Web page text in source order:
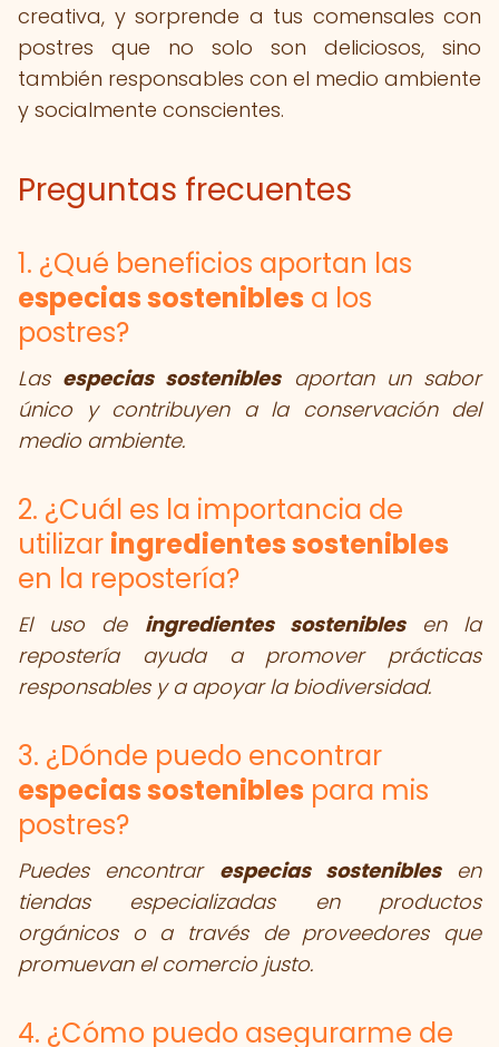
creativa, y sorprende a tus comensales con
postres que no solo son deliciosos, sino
también responsables con el medio ambiente
y socialmente conscientes.
Preguntas frecuentes
1. ¿Qué beneficios aportan las
especias sostenibles a los
postres?
Las especias sosteniblesaportan un sabor
único y contribuyen a la conservación del
medio ambiente.
2. ¿Cuál es la importancia de
utilizar ingredientes sostenibles
en la repostería?
El uso de ingredientes sosteniblesen la
repostería ayuda a promover prácticas
responsables y a apoyar la biodiversidad.
3. ¿Dónde puedo encontrar
especias sostenibles para mis
postres?
Puedes encontrar especias sosteniblesen
tiendas especializadas en productos
orgánicos o a través de proveedores que
promuevan el comercio justo.
4. ¿Cómo puedo asegurarme de